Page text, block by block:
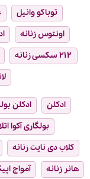
توباکو وانیل
اونتوس زنانه
۲۱۲ سکسی زنانه
ادکلن ادکلن
بولگاری آکوا
کلاب دی نایت زنانه
هانر زنانه
آمواج